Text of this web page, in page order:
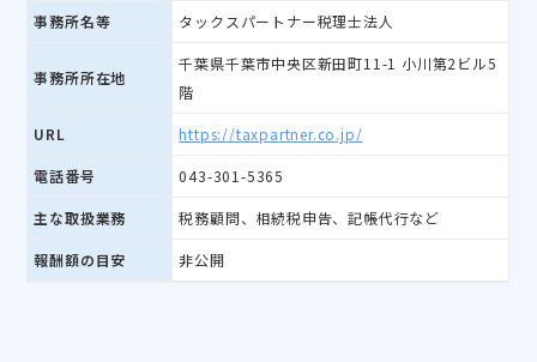
事務所名等 タックスパートナー税理士法人
事務所所在地
千葉県千葉市中央区新田町11-1 小川第2ビル5
階
URL https://taxpartner.co.jp/
電話番号 043-301-5365
主な取扱業務 税務顧問、相続税申告、記帳代行など
報酬額の目安 非公開